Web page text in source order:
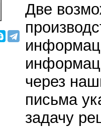
Две
через
письма
задачу